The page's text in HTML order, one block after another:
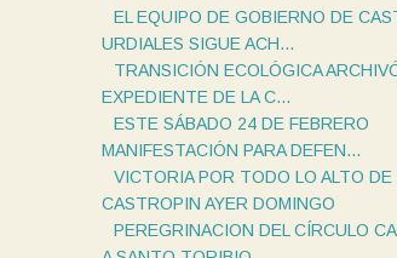
EL EQUIPO DE GOBIERNO DE
URDIALES SIGUE ACH...
TRANSICIÓN ECOLÓGICA
EXPEDIENTE DE LA C...
ESTE SÁBADO 24 DE FEBRERO
MANIFESTACIÓN PARA DEFEN...
VICTORIA POR TODO LO ALTO DE
CASTROPIN AYER DOMINGO
PEREGRINACION DEL CÍRCULO